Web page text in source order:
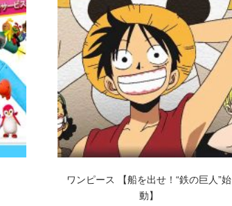
ワンピース 【船を出せ！“鉄の巨人”始
動】